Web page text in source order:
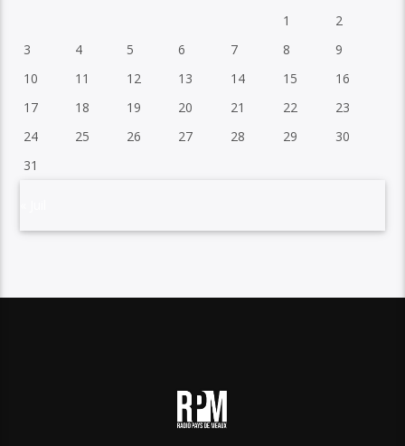
1
2
3
4 5 6 7 8
9
10
11 12 13 14 15
16
17
18 19 20 21 22
23
24
25 26 27 28 29
30
31